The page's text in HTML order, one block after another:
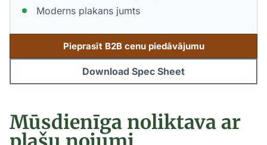
Moderns plakans jumts
Pieprasīt B2B cenu piedāvājumu
Download Spec Sheet
Mūsdienīga noliktava ar